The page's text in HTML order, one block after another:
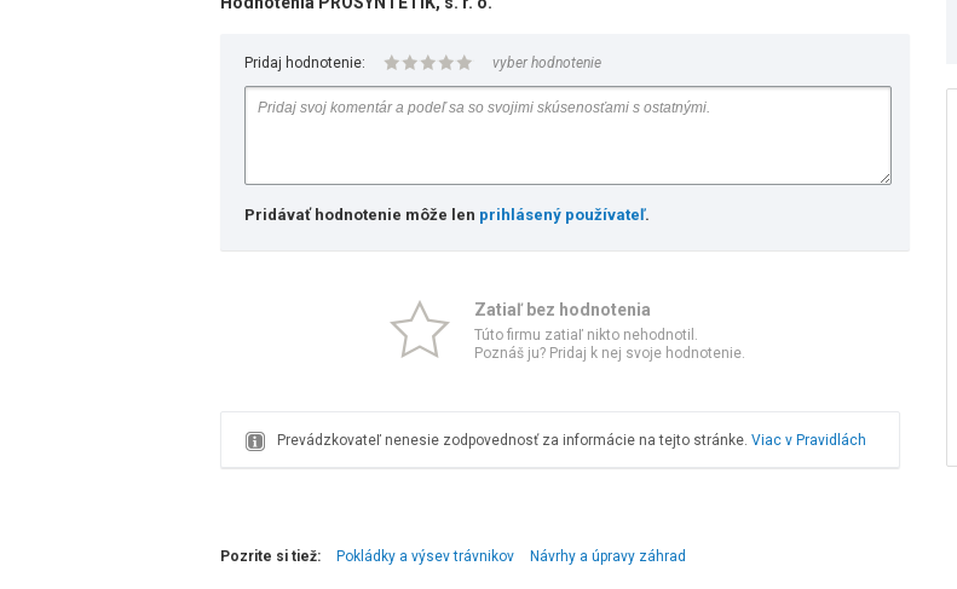
Pridaj hodnotenie: vyber hodnotenie
Pridávať hodnotenie môže len prihlásený používateľ.
Zatiaľ bez hodnotenia
Túto firmu zatiaľ nikto nehodnotil.
Poznáš ju? Pridaj k nej svoje hodnotenie.
Prevádzkovateľ nenesie zodpovednosť za informácie na tejto stránke. Viac v Pravidlách
Pozrite si tiež: Pokládky a výsev trávnikov Návrhy a úpravy záhrad